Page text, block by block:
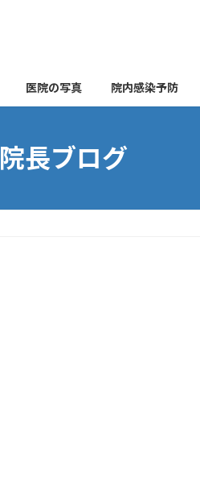
医院の写真 院内感染予防
院長ブログ